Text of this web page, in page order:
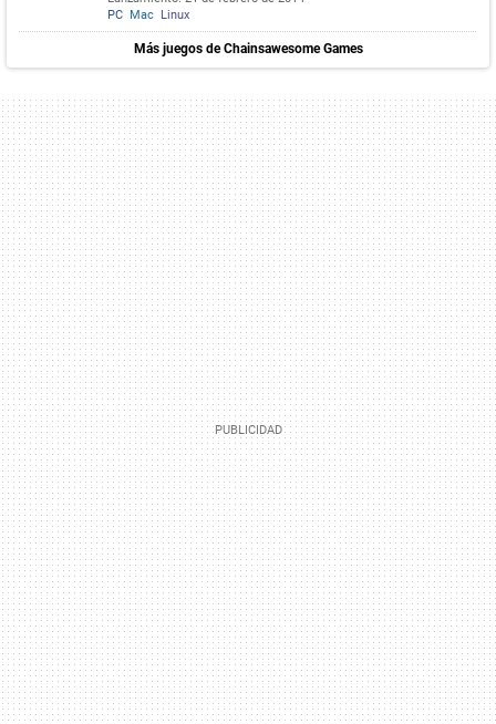
PC Mac Linux
Más juegos de Chainsawesome Games